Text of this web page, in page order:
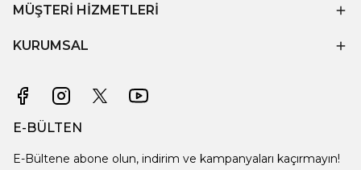
MÜŞTERİ HİZMETLERİ
KURUMSAL
E-BÜLTEN
E-Bültene abone olun, indirim ve kampanyaları kaçırmayın!